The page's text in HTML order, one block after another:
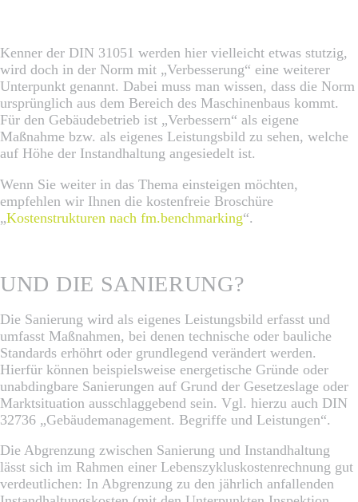
Kenner der DIN 31051 werden hier vielleicht etwas stutzig,
wird doch in der Norm mit „Verbesserung“ eine weiterer
Unterpunkt genannt. Dabei muss man wissen, dass die Norm
ursprünglich aus dem Bereich des Maschinenbaus kommt.
Für den Gebäudebetrieb ist „Verbessern“ als eigene
Maßnahme bzw. als eigenes Leistungsbild zu sehen, welche
auf Höhe der Instandhaltung angesiedelt ist.
Wenn Sie weiter in das Thema einsteigen möchten,
empfehlen wir Ihnen die kostenfreie Broschüre
„Kostenstrukturen nach fm.benchmarking“.
UND DIE SANIERUNG?
Die Sanierung wird als eigenes Leistungsbild erfasst und
umfasst Maßnahmen, bei denen technische oder bauliche
Standards erhöhrt oder grundlegend verändert werden.
Hierfür können beispielsweise energetische Gründe oder
unabdingbare Sanierungen auf Grund der Gesetzeslage oder
Marktsituation ausschlaggebend sein. Vgl. hierzu auch DIN
32736 „Gebäudemanagement. Begriffe und Leistungen“.
Die Abgrenzung zwischen Sanierung und Instandhaltung
lässt sich im Rahmen einer Lebenszykluskostenrechnung gut
verdeutlichen: In Abgrenzung zu den jährlich anfallenden